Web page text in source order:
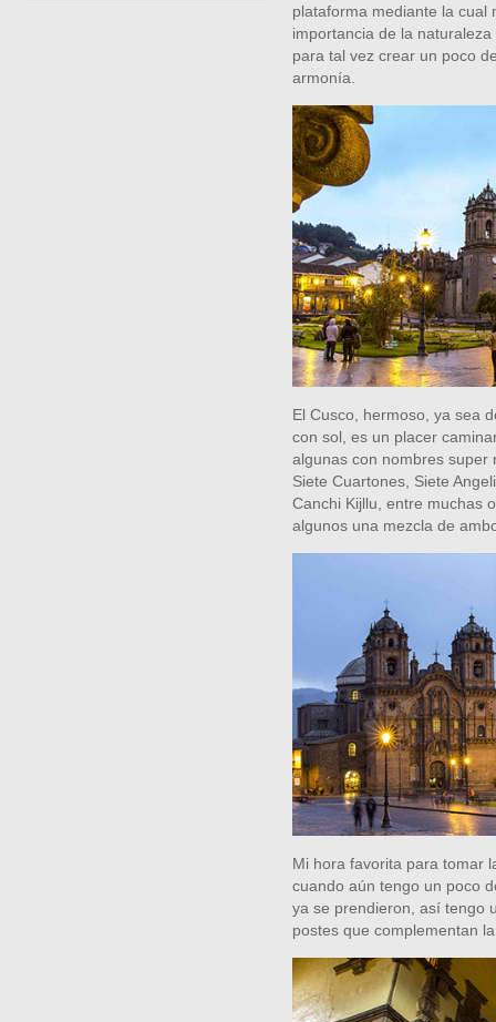
plataforma mediante la cual
importancia de la
para tal vez crear un poco
armonía.
El Cusco, hermoso, ya sea
con sol, es un placer
algunas con nombres super
Siete Cuartones, Siete
Canchi Kijllu, entre muchas
algunos una mezcla de
Mi hora favorita para tomar
cuando aún tengo un poco
ya se prendieron, así tengo
postes que complementan